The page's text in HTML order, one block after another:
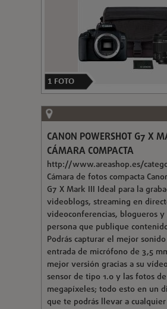
1 FOTO
CANON POWERSHOT G7 X
CÁMARA COMPACTA
http://www.areashop.es/
Cámara de fotos compacta
G7 X Mark III Ideal para la
videoblogs, streaming en
videoconferencias, blogueros
persona que publique
Podrás capturar el mejor
entrada de micrófono de 3,5
mejor versión gracias a su
sensor de tipo 1.0 y las fotos de
megapíxeles; todo esto en un
que te podrás llevar a